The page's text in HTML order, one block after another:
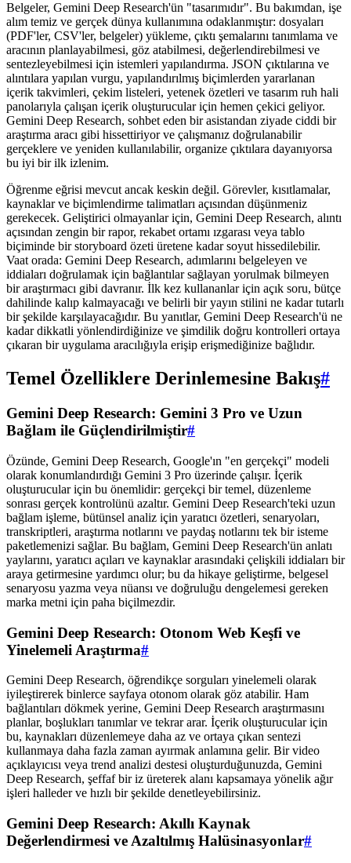
Belgeler, Gemini Deep Research'ün "tasarımıdır". Bu bakımdan, işe
alım temiz ve gerçek dünya kullanımına odaklanmıştır: dosyaları
(PDF'ler, CSV'ler, belgeler) yükleme, çıktı şemalarını tanımlama ve
aracının planlayabilmesi, göz atabilmesi, değerlendirebilmesi ve
sentezleyebilmesi için istemleri yapılandırma. JSON çıktılarına ve
alıntılara yapılan vurgu, yapılandırılmış biçimlerden yararlanan
içerik takvimleri, çekim listeleri, yetenek özetleri ve tasarım ruh hali
panolarıyla çalışan içerik oluşturucular için hemen çekici geliyor.
Gemini Deep Research, sohbet eden bir asistandan ziyade ciddi bir
araştırma aracı gibi hissettiriyor ve çalışmanız doğrulanabilir
gerçeklere ve yeniden kullanılabilir, organize çıktılara dayanıyorsa
bu iyi bir ilk izlenim.
Öğrenme eğrisi mevcut ancak keskin değil. Görevler, kısıtlamalar,
kaynaklar ve biçimlendirme talimatları açısından düşünmeniz
gerekecek. Geliştirici olmayanlar için, Gemini Deep Research, alıntı
açısından zengin bir rapor, rekabet ortamı ızgarası veya tablo
biçiminde bir storyboard özeti üretene kadar soyut hissedilebilir.
Vaat orada: Gemini Deep Research, adımlarını belgeleyen ve
iddiaları doğrulamak için bağlantılar sağlayan yorulmak bilmeyen
bir araştırmacı gibi davranır. İlk kez kullananlar için açık soru, bütçe
dahilinde kalıp kalmayacağı ve belirli bir yayın stilini ne kadar tutarlı
bir şekilde karşılayacağıdır. Bu yanıtlar, Gemini Deep Research'ü ne
kadar dikkatli yönlendirdiğinize ve şimdilik doğru kontrolleri ortaya
çıkaran bir uygulama aracılığıyla erişip erişmediğinize bağlıdır.
Temel Özelliklere Derinlemesine Bakış#
Gemini Deep Research: Gemini 3 Pro ve Uzun
Bağlam ile Güçlendirilmiştir#
Özünde, Gemini Deep Research, Google'ın "en gerçekçi" modeli
olarak konumlandırdığı Gemini 3 Pro üzerinde çalışır. İçerik
oluşturucular için bu önemlidir: gerçekçi bir temel, düzenleme
sonrası gerçek kontrolünü azaltır. Gemini Deep Research'teki uzun
bağlam işleme, bütünsel analiz için yaratıcı özetleri, senaryoları,
transkriptleri, araştırma notlarını ve paydaş notlarını tek bir isteme
paketlemenizi sağlar. Bu bağlam, Gemini Deep Research'ün anlatı
yaylarını, yaratıcı açıları ve kaynaklar arasındaki çelişkili iddiaları bir
araya getirmesine yardımcı olur; bu da hikaye geliştirme, belgesel
senaryosu yazma veya nüansı ve doğruluğu dengelemesi gereken
marka metni için paha biçilmezdir.
Gemini Deep Research: Otonom Web Keşfi ve
Yinelemeli Araştırma#
Gemini Deep Research, öğrendikçe sorguları yinelemeli olarak
iyileştirerek binlerce sayfaya otonom olarak göz atabilir. Ham
bağlantıları dökmek yerine, Gemini Deep Research araştırmasını
planlar, boşlukları tanımlar ve tekrar arar. İçerik oluşturucular için
bu, kaynakları düzenlemeye daha az ve ortaya çıkan sentezi
kullanmaya daha fazla zaman ayırmak anlamına gelir. Bir video
açıklayıcısı veya trend analizi destesi oluşturduğunuzda, Gemini
Deep Research, şeffaf bir iz üreterek alanı kapsamaya yönelik ağır
işleri halleder ve hızlı bir şekilde denetleyebilirsiniz.
Gemini Deep Research: Akıllı Kaynak
Değerlendirmesi ve Azaltılmış Halüsinasyonlar#